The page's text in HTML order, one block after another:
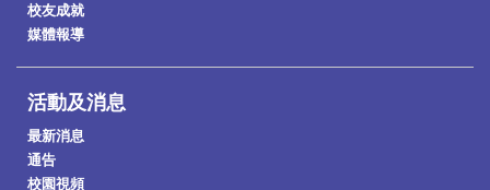
校友成就
媒體報導
活動及消息
最新消息
通告
校園視頻